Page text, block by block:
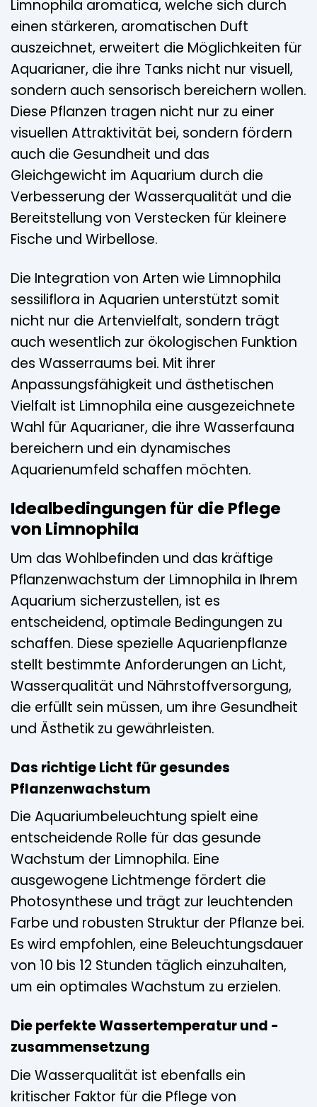
Limnophila aromatica, welche sich durch
einen stärkeren, aromatischen Duft
auszeichnet, erweitert die Möglichkeiten für
Aquarianer, die ihre Tanks nicht nur visuell,
sondern auch sensorisch bereichern wollen.
Diese Pflanzen tragen nicht nur zu einer
visuellen Attraktivität bei, sondern fördern
auch die Gesundheit und das
Gleichgewicht im Aquarium durch die
Verbesserung der Wasserqualität und die
Bereitstellung von Verstecken für kleinere
Fische und Wirbellose.
Die Integration von Arten wie Limnophila
sessiliflora in Aquarien unterstützt somit
nicht nur die Artenvielfalt, sondern trägt
auch wesentlich zur ökologischen Funktion
des Wasserraums bei. Mit ihrer
Anpassungsfähigkeit und ästhetischen
Vielfalt ist Limnophila eine ausgezeichnete
Wahl für Aquarianer, die ihre Wasserfauna
bereichern und ein dynamisches
Aquarienumfeld schaffen möchten.
Idealbedingungen für die Pflege
von Limnophila
Um das Wohlbefinden und das kräftige
Pflanzenwachstum der Limnophila in Ihrem
Aquarium sicherzustellen, ist es
entscheidend, optimale Bedingungen zu
schaffen. Diese spezielle Aquarienpflanze
stellt bestimmte Anforderungen an Licht,
Wasserqualität und Nährstoffversorgung,
die erfüllt sein müssen, um ihre Gesundheit
und Ästhetik zu gewährleisten.
Das richtige Licht für gesundes
Pflanzenwachstum
Die Aquariumbeleuchtung spielt eine
entscheidende Rolle für das gesunde
Wachstum der Limnophila. Eine
ausgewogene Lichtmenge fördert die
Photosynthese und trägt zur leuchtenden
Farbe und robusten Struktur der Pflanze bei.
Es wird empfohlen, eine Beleuchtungsdauer
von 10 bis 12 Stunden täglich einzuhalten,
um ein optimales Wachstum zu erzielen.
Die perfekte Wassertemperatur und -
zusammensetzung
Die Wasserqualität ist ebenfalls ein
kritischer Faktor für die Pflege von